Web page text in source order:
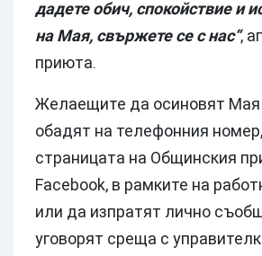
дадете обич, спокойствие и
на Мая, свържете се с нас“,
приюта.
Желаещите да осиновят Мая
обадят на телефонния
страницата на Общинския
Facebook, в рамките на
или да изпратят лично
уговорят среща с